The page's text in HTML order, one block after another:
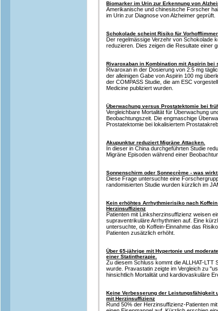
Biomarker im Urin zur Erkennung von
Amerikanische und chinesische Forscher
im Urin zur Diagnose von Alzheimer geprüft.
Schokolade scheint Risiko für
Der regelmässige Verzehr von Schokolade
reduzieren. Dies zeigen die Resultate einer
Rivaroxaban in Kombination mit Aspirin bei
Rivaroxan in der Dosierung von 2.5 mg
der alleinigen Gabe von Aspirin 100 mg
der COMPASS Studie, die am ESC
Medicine publiziert wurden.
Überwachung versus Prostatektomie bei
Vergleichbare Mortalität für Überwachung
Beobachtungszeit. Die engmaschige
Prostatektomie bei lokalisiertem
Akupunktur reduziert Migräne Attacken.
In dieser in China durchgeführten Studie
Migräne Episoden während einer
Sonnenschirm oder Sonnecrème - was
Diese Frage untersuchte eine
randomisierten Studie wurden kürzlich im
Kein erhöhtes Arrhythmierisiko nach
Herzinsuffizienz
Patienten mit Linksherzinsuffizienz weisen
supraventrikuläre Arrhythmien auf. Eine
untersuchte, ob Koffein-Einnahme das
Patienten zusätzlich erhöht.
Über 65-jährige mit Hypertonie und
einer Statintherapie.
Zu diesem Schluss kommt die ALLHAT-LTT
wurde. Pravastatin zeigte im Vergleich zu
hinsichtlich Mortalität und kardiovaskuläre
Keine Verbesserung der Leistungsfähigkeit
mit Herzinsuffizienz
Rund 50% der Herzinsuffizienz-Patienten